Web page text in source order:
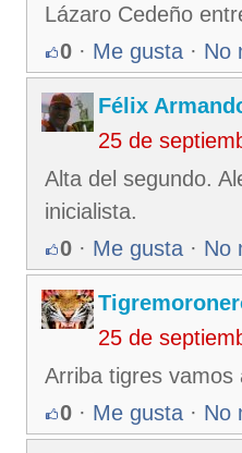
Lázaro Cedeño
0 · Me gusta · No
Félix
25 de
Alta del segundo.
inicialista.
0 · Me gusta · No
25 de
Arriba tigres vamos
0 · Me gusta · No